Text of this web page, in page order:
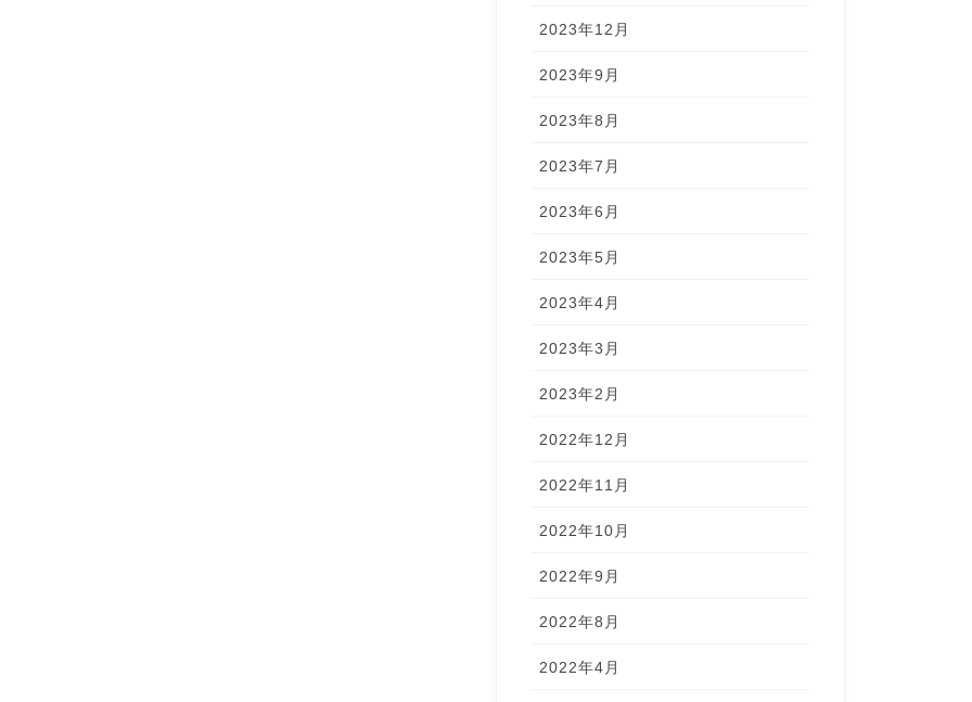
2023年12月
2023年9月
2023年8月
2023年7月
2023年6月
2023年5月
2023年4月
2023年3月
2023年2月
2022年12月
2022年11月
2022年10月
2022年9月
2022年8月
2022年4月